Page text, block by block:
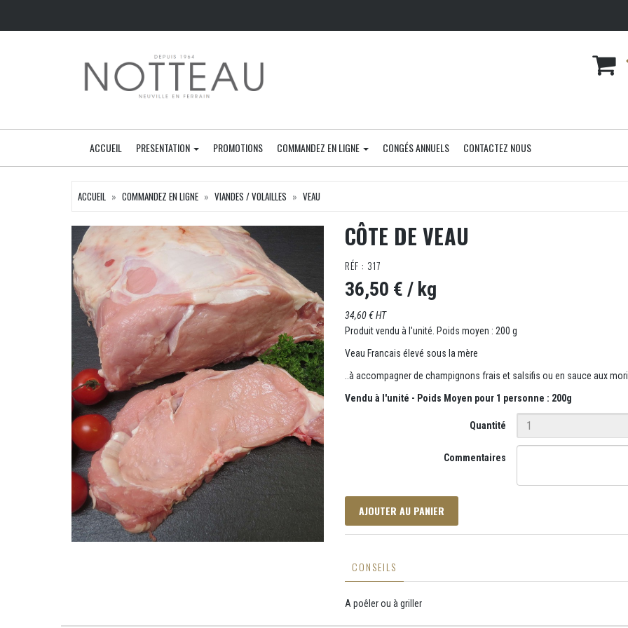
ACCUEIL PRESENTATION PROMOTIONS COMMANDEZ EN LIGNE CONGÉS ANNUELS CONTACTEZ NOUS
ACCUEIL COMMANDEZ EN LIGNE VIANDES / VOLAILLES VEAU
CÔTE DE VEAU
RÉF : 317
36,50 € / kg
34,60 € HT
Produit vendu à l'unité. Poids moyen : 200 g
Veau Francais élevé sous la mère
..à accompagner de champignons frais et salsifis ou en sauce aux
Vendu à l'unité - Poids Moyen pour 1 personne : 200g
Quantité
Commentaires
AJOUTER AU PANIER
CONSEILS
A poêler ou à griller